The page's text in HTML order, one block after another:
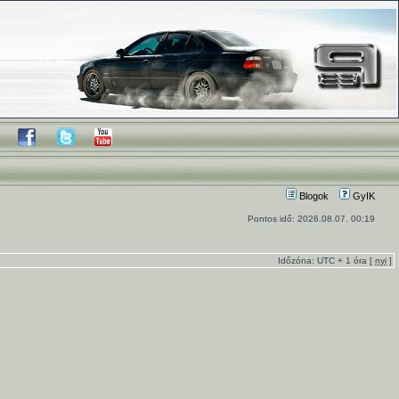
Blogok GyIK
Pontos idő: 2026.08.07. 00:19
Időzóna: UTC + 1 óra [ nyi ]